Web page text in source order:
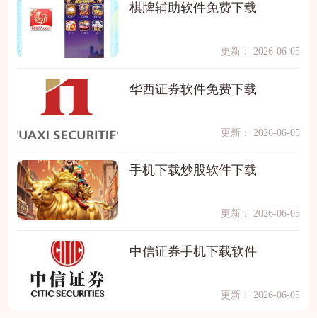
棋牌辅助软件免费下载
更新： 2026-06-05
华西证券软件免费下载
更新： 2026-06-05
手机下载炒股软件下载
更新： 2026-06-05
中信证券手机下载软件
更新： 2026-06-05